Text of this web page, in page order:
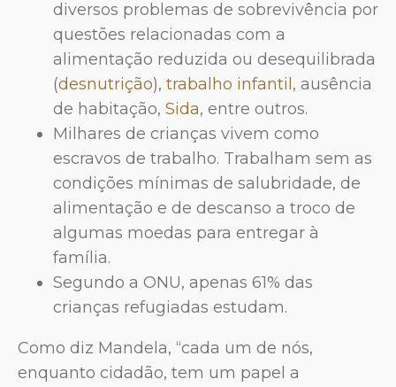
diversos problemas de sobrevivência por
questões relacionadas com a
alimentação reduzida ou desequilibrada
(desnutrição), trabalho infantil , ausência
de habitação, Sida, entre outros.
Milhares de crianças vivem como
escravos de trabalho. Trabalham sem as
condições mínimas de salubridade, de
alimentação e de descanso a troco de
algumas moedas para entregar à
família.
Segundo a ONU, apenas 61% das
crianças refugiadas estudam.
Como diz Mandela, “cada um de nós,
enquanto cidadão, tem um papel a